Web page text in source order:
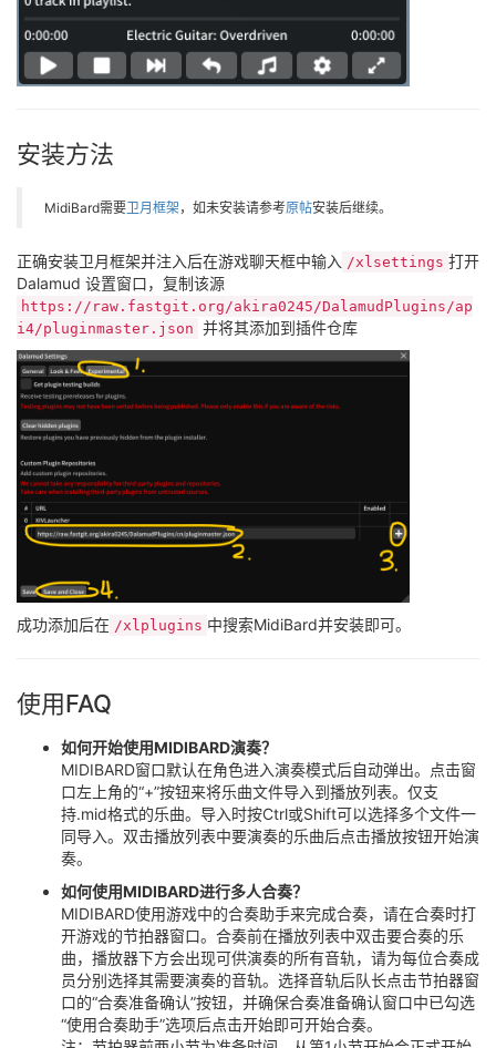
安装方法
MidiBard需要卫月框架，如未安装请参考原帖安装后继续。
正确安装卫月框架并注入后在游戏聊天框中输入 /xlsettings 打开
Dalamud 设置窗口，复制该源
https://raw.fastgit.org/akira0245/DalamudPlugins/ap
i4/pluginmaster.json 并将其添加到插件仓库
成功添加后在 /xlplugins 中搜索MidiBard并安装即可。
使用FAQ
如何开始使用MIDIBARD演奏？
MIDIBARD窗口默认在角色进入演奏模式后自动弹出。点击窗
口左上角的“+”按钮来将乐曲文件导入到播放列表。仅支
持.mid格式的乐曲。导入时按Ctrl或Shift可以选择多个文件一
同导入。双击播放列表中要演奏的乐曲后点击播放按钮开始演
奏。
如何使用MIDIBARD进行多人合奏？
MIDIBARD使用游戏中的合奏助手来完成合奏，请在合奏时打
开游戏的节拍器窗口。合奏前在播放列表中双击要合奏的乐
曲，播放器下方会出现可供演奏的所有音轨，请为每位合奏成
员分别选择其需要演奏的音轨。选择音轨后队长点击节拍器窗
口的“合奏准备确认”按钮，并确保合奏准备确认窗口中已勾选
“使用合奏助手”选项后点击开始即可开始合奏。